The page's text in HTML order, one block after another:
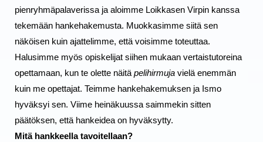
pienryhmäpalaverissa ja aloimme Loikkasen Virpin kanssa
tekemään hankehakemusta. Muokkasimme siitä sen
näköisen kuin ajattelimme, että voisimme toteuttaa.
Halusimme myös opiskelijat siihen mukaan vertaistutoreina
opettamaan, kun te olette näitä pelihirmuja vielä enemmän
kuin me opettajat. Teimme hankehakemuksen ja Ismo
hyväksyi sen. Viime heinäkuussa saimmekin sitten
päätöksen, että hankeidea on hyväksytty.
Mitä hankkeella tavoitellaan?